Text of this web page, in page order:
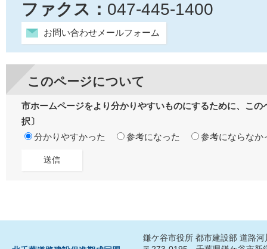
ファクス： 047-445-1400
お問い合わせメールフォーム
このページについて
市ホームページをより分かりやすいものにするために、こ
択〕
分かりやすかった
参考になった 参考にならなか
鎌ケ谷市役所 都市建設部 道路河